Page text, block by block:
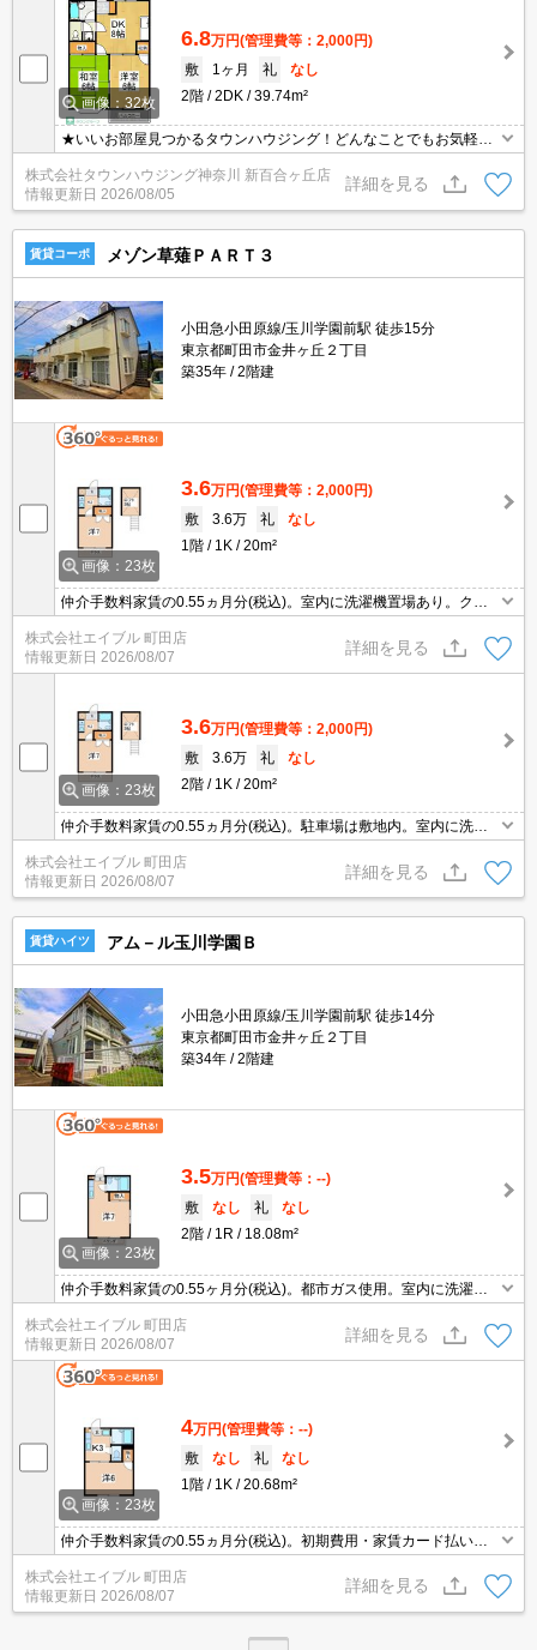
画像：32枚
6.8万円(管理費等：2,000円)
敷
1ヶ月 礼
なし
2階
2DK 39.74m²
★いいお部屋見つかるタウンハウジング！どんなことでもお気軽に
ご相談ください♪★
株式会社タウンハウジング神奈川 新百合ヶ丘店
情報更新日 2026/08/05
詳細を見る
賃貸コーポ メゾン草薙ＰＡＲＴ３
小田急小田原線/玉川学園前駅 徒歩15分
東京都町田市金井ヶ丘２丁目
築35年
2階建
画像：23枚
3.6万円(管理費等：2,000円)
敷
3.6万 礼
なし
1階
1K 20m²
仲介手数料家賃の0.55ヵ月分(税込)。室内に洗濯機置場あり。クレ
ジットで家賃支払可。コンビニが近く(190m)買物便利。ドラッグス
トアへ300m。初期費用・家賃カード払い可。インターネット無
料。
株式会社エイブル 町田店
情報更新日 2026/08/07
詳細を見る
画像：23枚
3.6万円(管理費等：2,000円)
敷
3.6万 礼
なし
2階
1K 20m²
仲介手数料家賃の0.55ヵ月分(税込)。駐車場は敷地内。室内に洗濯
機置場あり。エアコン1基付き。バルコニー。ドラッグストアへ350
m。初期費用・家賃カード払い可。インターネット無料。
株式会社エイブル 町田店
情報更新日 2026/08/07
詳細を見る
賃貸ハイツ アム－ル玉川学園Ｂ
小田急小田原線/玉川学園前駅 徒歩14分
東京都町田市金井ヶ丘２丁目
築34年
2階建
画像：23枚
3.5万円(管理費等：--)
敷
なし 礼
なし
2階
1R 18.08m²
仲介手数料家賃の0.55ヶ月分(税込)。都市ガス使用。室内に洗濯機
屋。最上階。収納あり。初期費用・家賃カード払い可。インターネ
ット無料。
株式会社エイブル 町田店
情報更新日 2026/08/07
詳細を見る
画像：23枚
4万円(管理費等：--)
敷
なし 礼
なし
1階
1K 20.68m²
仲介手数料家賃の0.55ヵ月分(税込)。初期費用・家賃カード払い
可。J:COM12M無料。引越指定業者あり。自社管理物件。ガスコン
ロ設置可。室内洗濯機置場。エアコン付き。収納あり。バス・トイ
レ別。
株式会社エイブル 町田店
情報更新日 2026/08/07
詳細を見る